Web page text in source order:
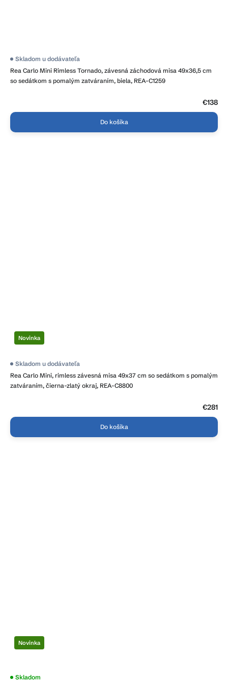
Rea Carlo Mini Rimless Tornado, závesná záchodová misa 49x36,5 cm
so sedátkom s pomalým zatváraním, biela, REA-C1259
Priemerné
produktu
je
Skladom u dodávateľa
€138
Do košíka
Novinka
Rea Carlo Mini, rimless závesná misa 49x37 cm so sedátkom s pomalým
zatváraním, čierna-zlatý okraj, REA-C8800
Priemerné
produktu
je
Skladom u dodávateľa
€281
Do košíka
Novinka
Skladom